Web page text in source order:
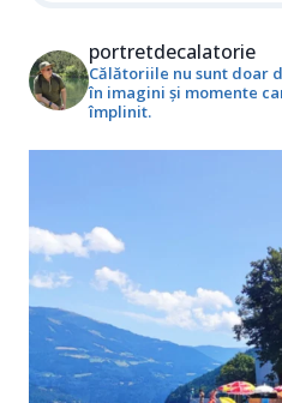
portretdecalatorie
Călătoriile nu sunt doar
în imagini și momente
împlinit.